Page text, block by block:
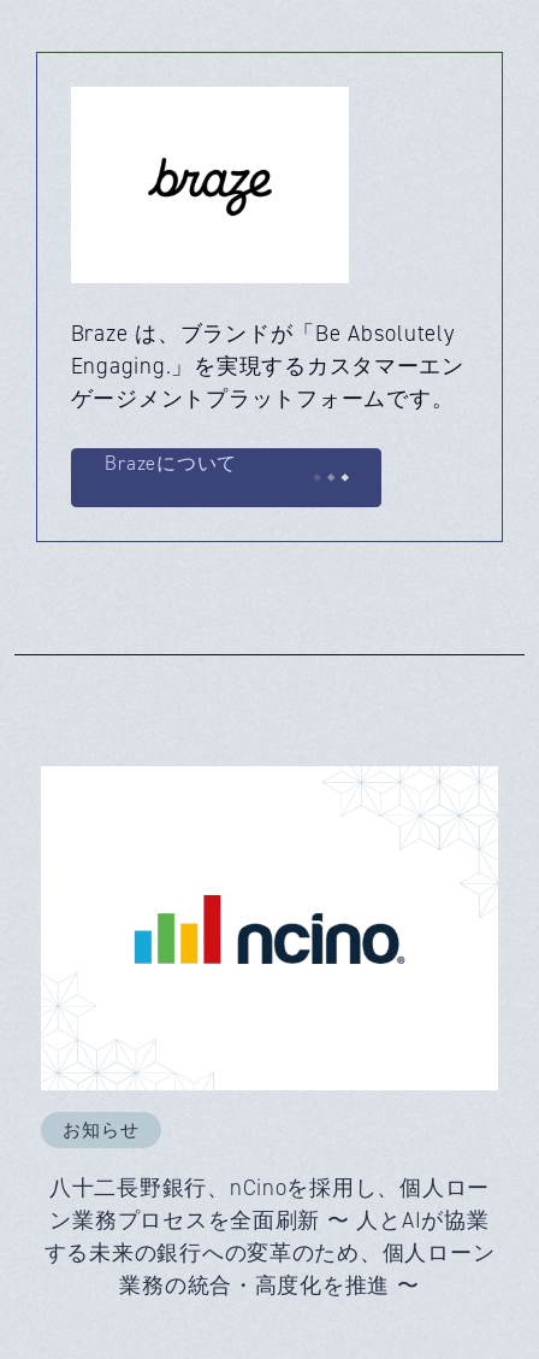
Braze は、ブランドが「Be Absolutely
Engaging.」を実現するカスタマーエン
ゲージメントプラットフォームです。
Brazeについて
お知らせ
八十二長野銀行、nCinoを採用し、個人ロー
ン業務プロセスを全面刷新 〜 人とAIが協業
する未来の銀行への変革のため、個人ローン
業務の統合・高度化を推進 〜